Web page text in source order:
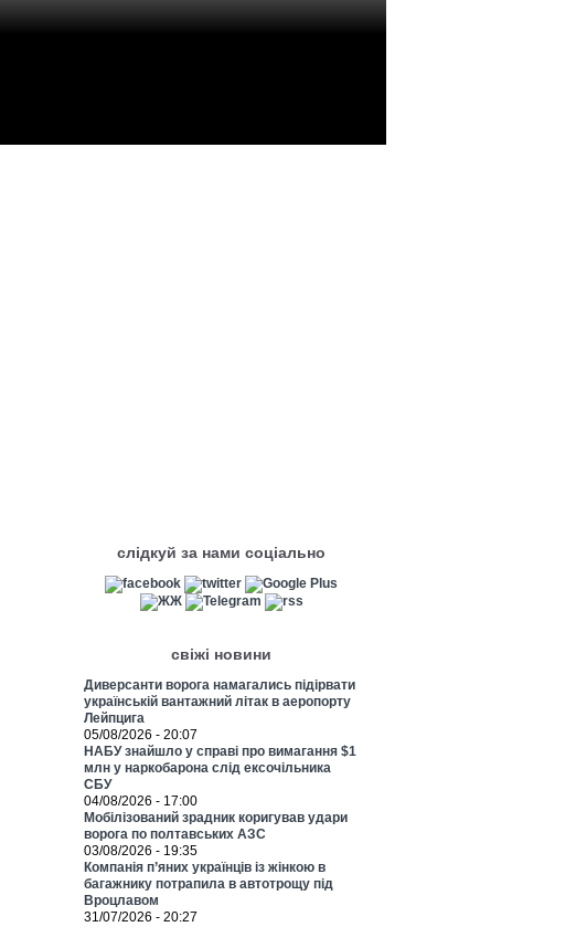
слідкуй за нами соціально
свіжі новини
Диверсанти ворога намагались підірвати
українській вантажний літак в аеропорту
Лейпцига
05/08/2026 - 20:07
НАБУ знайшло у справі про вимагання $1
млн у наркобарона слід ексочільника
СБУ
04/08/2026 - 17:00
Мобілізований зрадник коригував удари
ворога по полтавських АЗС
03/08/2026 - 19:35
Компанія п’яних українців із жінкою в
багажнику потрапила в автотрощу під
Вроцлавом
31/07/2026 - 20:27